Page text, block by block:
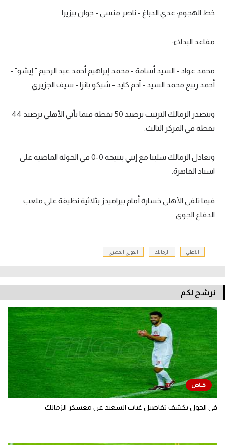
خط الهجوم: عدي الدباغ - ناصر منسي - جوان بيزيرا.
مقاعد البدلاء:
محمد عواد - السيد أسامة - محمد إبراهيم أحمد عبد الرحيم " إيشو" -
أحمد ربيع محمد السيد - آدم كايد - شيكو بانزا - سيف الجزيري.
ويتصدر الزمالك الترتيب برصيد 50 نقطة فيما يأتي الأهلي برصيد 44
نقطة في المركز الثالث.
وتعادل الزمالك سلبيا مع إنبي بنتيجة 0-0 في الجولة الماضية على
استاد القاهرة.
فيما تلقى الأهلي خسارة أمام بيراميدز بثلاثية نظيفة على ملعب
الدفاع الجوي.
الأهلي الزمالك الدوري المصري
نرشح لكم
في الجول يكشف تفاصيل غياب السعيد عن معسكر الزمالك